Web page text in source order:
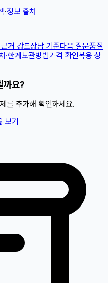
·정보 출처
근거 강도상담 기준다음 질문품질
·한계 보관방법가격 확인복용 상
까요?
를 추가해 확인하세요.
보기